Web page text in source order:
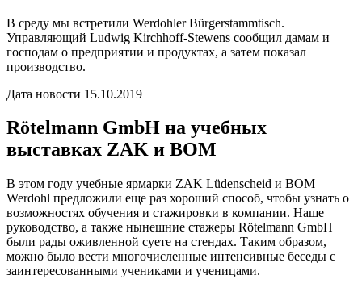
В среду мы встретили Werdohler Bürgerstammtisch.
Управляющий Ludwig Kirchhoff-Stewens сообщил дамам и
господам о предприятии и продуктах, а затем показал
производство.
Дата новости 15.10.2019
Rötelmann GmbH на учебных
выставках ZAK и BOM
В этом году учебные ярмарки ZAK Lüdenscheid и BOM
Werdohl предложили еще раз хороший способ, чтобы узнать о
возможностях обучения и стажировки в компании. Наше
руководство, а также нынешние стажеры Rötelmann GmbH
были рады оживленной суете на стендах. Таким образом,
можно было вести многочисленные интенсивные беседы с
заинтересованными учениками и ученицами.